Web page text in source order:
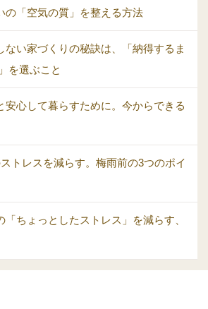
の「空気の質」を整える方法
ない家づくりの秘訣は、「納得するま
を選ぶこと
安心して暮らすために。今からできる
トレスを減らす。梅雨前の3つのポイ
「ちょっとしたストレス」を減らす、